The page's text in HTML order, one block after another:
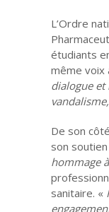
L’Ordre
étudiants
même voix
dialogue et
De son
son
hommage
sanitaire. «